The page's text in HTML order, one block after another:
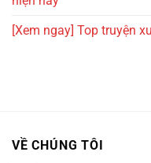
[Xem ngay] Top truyện
VỀ CHÚNG TÔI